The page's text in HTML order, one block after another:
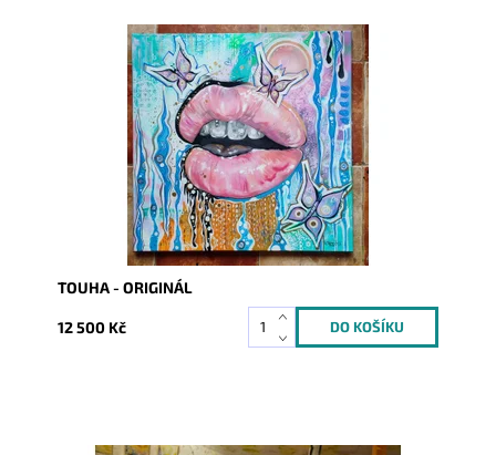
Dostupnost:
Skladem
9235
TOUHA - ORIGINÁL
12 500 Kč